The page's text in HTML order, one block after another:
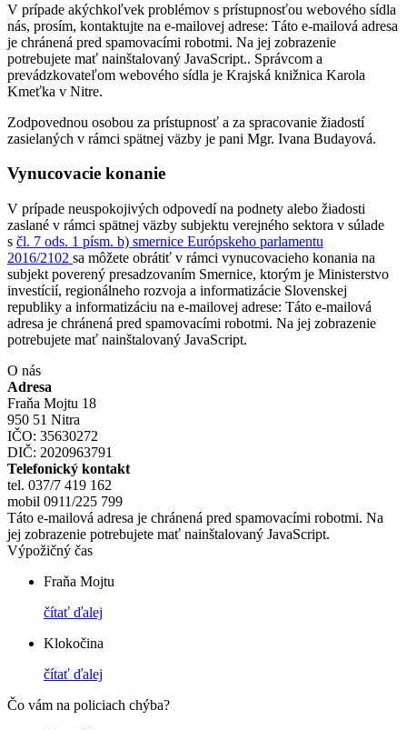
V prípade akýchkoľvek problémov s prístupnosťou webového sídla
nás, prosím, kontaktujte na e-mailovej adrese: Táto e-mailová adresa
je chránená pred spamovacími robotmi. Na jej zobrazenie
potrebujete mať nainštalovaný JavaScript.. Správcom a
prevádzkovateľom webového sídla je Krajská knižnica Karola
Kmeťka v Nitre.
Zodpovednou osobou za prístupnosť a za spracovanie žiadostí
zasielaných v rámci spätnej väzby je pani Mgr. Ivana Budayová.
Vynucovacie konanie
V prípade neuspokojivých odpovedí na podnety alebo žiadosti
zaslané v rámci spätnej väzby subjektu verejného sektora v súlade
s čl. 7 ods. 1 písm. b) smernice Európskeho parlamentu
2016/2102 sa môžete obrátiť v rámci vynucovacieho konania na
subjekt poverený presadzovaním Smernice, ktorým je Ministerstvo
investícií, regionálneho rozvoja a informatizácie Slovenskej
republiky a informatizáciu na e-mailovej adrese: Táto e-mailová
adresa je chránená pred spamovacími robotmi. Na jej zobrazenie
potrebujete mať nainštalovaný JavaScript.
O nás
Adresa
Fraňa Mojtu 18
950 51 Nitra
IČO: 35630272
DIČ: 2020963791
Telefonický kontakt
tel. 037/7 419 162
mobil 0911/225 799
Táto e-mailová adresa je chránená pred spamovacími robotmi. Na
jej zobrazenie potrebujete mať nainštalovaný JavaScript.
Výpožičný čas
Fraňa Mojtu
čítať ďalej
Klokočina
čítať ďalej
Čo vám na policiach chýba?